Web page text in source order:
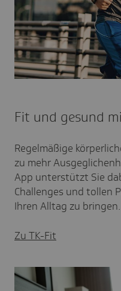
Fit und gesund
Regelmäßige
zu mehr
App unterstützt Sie
Challenges und tollen
Ihren Alltag zu bringen.
Zu TK-Fit